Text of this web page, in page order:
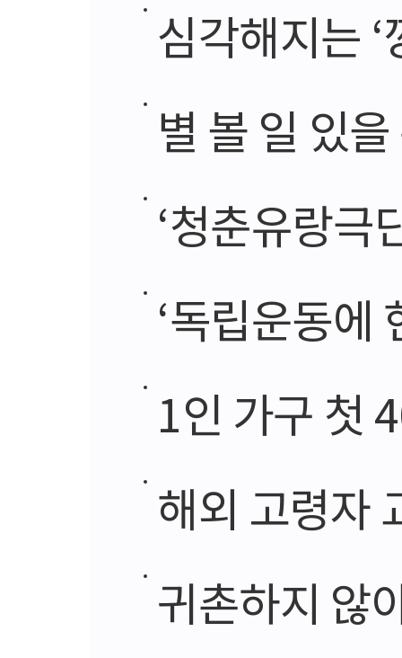
심각해지는
별 볼 일 있
‘청춘유랑극
‘독립운동에
1인 가구 첫
해외 고령자
귀촌하지 않